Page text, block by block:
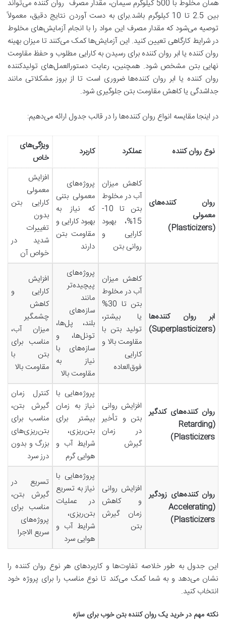
همان مخلوط با 500 کیلوگرم سیمان، مقدار مصرف روان کننده می‌تواند
بین 2.5 تا 10 کیلوگرم باشد.برای به دست آوردن نتایج دقیق، معمولاً
توصیه می‌شود که مقدار مصرف این مواد را با انجام آزمایش‌های مخلوط
در شرایط کارگاهی تعیین کنید. این آزمایش‌ها کمک می‌کنند تا میزان بهینه
روان کننده یا ابر روان کننده برای رسیدن به کارایی مطلوب و حفظ مقاومت
نهایی بتن مشخص شود. همچنین، رعایت دستورالعمل‌های تولیدکننده
روان کننده یا ابر روان کننده‌ها ضروری است تا از بروز مشکلاتی مانند
جداشدگی یا کاهش مقاومت بتن جلوگیری شود.
در اینجا مقایسه انواع روان کننده‌ها را در قالب جدول ارائه می‌دهیم:
نوع روان کننده عملکرد کاربرد
ویژگی‌های
خاص
روان کننده‌های
معمولی
(Plasticizers)
کاهش میزان
آب در مخلوط
بتن تا 10-
15%، بهبود
کارایی و
روانی بتن
پروژه‌های
معمولی بتنی
که نیاز به
بهبود کارایی و
مقاومت بتن
دارند
افزایش
معمولی
کارایی بتن
بدون
تغییرات
شدید در
خواص آن
ابر روان کننده‌ها
(Superplasticizers)
کاهش میزان
آب در مخلوط
بتن تا 30%
یا بیشتر،
تولید بتن با
مقاومت بالا و
کارایی
فوق‌العاده
پروژه‌های
پیچیده‌تر
مانند
سازه‌های
بلند، پل‌ها،
تونل‌ها، و
سازه‌های با
نیاز به
مقاومت بالا
افزایش
کارایی و
کاهش
چشمگیر
میزان آب،
مناسب برای
بتن با
مقاومت بالا
روان کننده‌های کندگیر
(Retarding
Plasticizers)
افزایش روانی
بتن و تأخیر
در زمان
گیرش
پروژه‌هایی با
نیاز به زمان
بیشتر برای
بتن‌ریزی،
شرایط آب و
هوایی گرم
کنترل زمان
گیرش بتن،
مناسب برای
بتن‌ریزی‌های
بزرگ و بدون
درز سرد
روان کننده‌های زودگیر
(Accelerating
Plasticizers)
افزایش روانی
و کاهش
زمان گیرش
بتن
پروژه‌هایی با
نیاز به تسریع
در عملیات
بتن‌ریزی،
شرایط آب و
هوایی سرد
تسریع در
گیرش بتن،
مناسب برای
پروژه‌های
سریع الاجرا
این جدول به طور خلاصه تفاوت‌ها و کاربردهای هر نوع روان کننده را
نشان می‌دهد و به شما کمک می‌کند تا نوع مناسب را برای پروژه خود
انتخاب کنید.
نکته مهم در خرید یک روان کننده بتن خوب برای سازه